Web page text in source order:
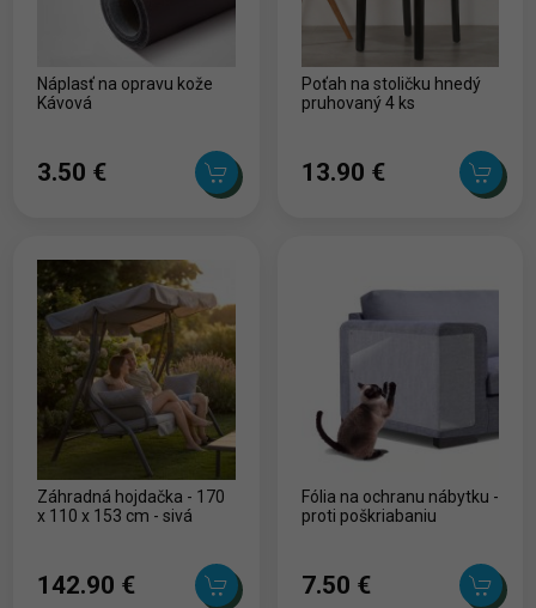
Náplasť na opravu kože
Kávová
3.50 ‎€
Poťah na stoličku hnedý
pruhovaný 4 ks
13.90 ‎€
Záhradná hojdačka - 170
x 110 x 153 cm - sivá
142.90 ‎€
Fólia na ochranu nábytku -
proti poškriabaniu
7.50 ‎€